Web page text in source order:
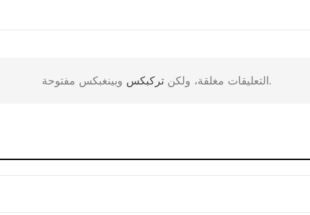
التعليقات مغلقة، ولكنتركبكس وبينغبكس مفتوحة.